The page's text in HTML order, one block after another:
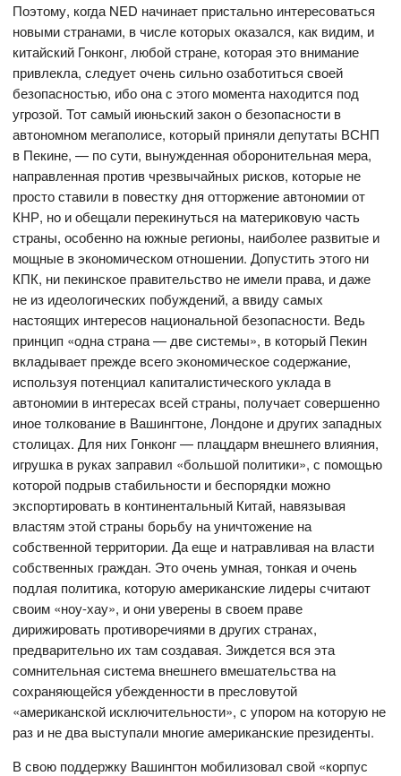
Поэтому, когда NED начинает пристально интересоваться
новыми странами, в числе которых оказался, как видим, и
китайский Гонконг, любой стране, которая это внимание
привлекла, следует очень сильно озаботиться своей
безопасностью, ибо она с этого момента находится под
угрозой. Тот самый июньский закон о безопасности в
автономном мегаполисе, который приняли депутаты ВСНП
в Пекине, — по сути, вынужденная оборонительная мера,
направленная против чрезвычайных рисков, которые не
просто ставили в повестку дня отторжение автономии от
КНР, но и обещали перекинуться на материковую часть
страны, особенно на южные регионы, наиболее развитые и
мощные в экономическом отношении. Допустить этого ни
КПК, ни пекинское правительство не имели права, и даже
не из идеологических побуждений, а ввиду самых
настоящих интересов национальной безопасности. Ведь
принцип «одна страна — две системы», в который Пекин
вкладывает прежде всего экономическое содержание,
используя потенциал капиталистического уклада в
автономии в интересах всей страны, получает совершенно
иное толкование в Вашингтоне, Лондоне и других западных
столицах. Для них Гонконг — плацдарм внешнего влияния,
игрушка в руках заправил «большой политики», с помощью
которой подрыв стабильности и беспорядки можно
экспортировать в континентальный Китай, навязывая
властям этой страны борьбу на уничтожение на
собственной территории. Да еще и натравливая на власти
собственных граждан. Это очень умная, тонкая и очень
подлая политика, которую американские лидеры считают
своим «ноу-хау», и они уверены в своем праве
дирижировать противоречиями в других странах,
предварительно их там создавая. Зиждется вся эта
сомнительная система внешнего вмешательства на
сохраняющейся убежденности в пресловутой
«американской исключительности», с упором на которую не
раз и не два выступали многие американские президенты.
В свою поддержку Вашингтон мобилизовал свой «корпус